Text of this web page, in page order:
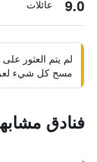
9.0 عائلات
لم يتم العثور
مسح كل شيء
فنادق مشابهة